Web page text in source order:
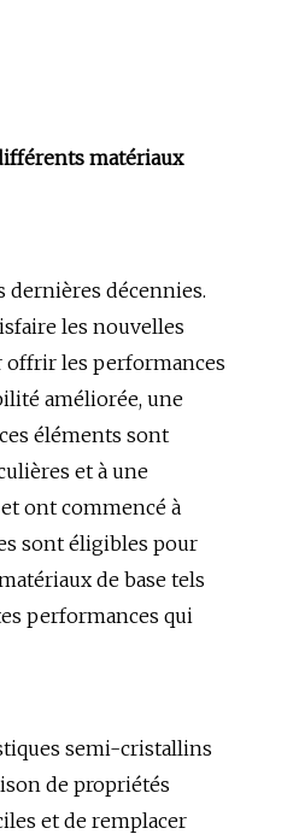
matériaux
dernières décennies.
les nouvelles
offrir les performances
améliorée, une
éléments sont
et à une
ont commencé à
sont éligibles pour
de base tels
performances qui
semi-cristallins
de propriétés
et de remplacer